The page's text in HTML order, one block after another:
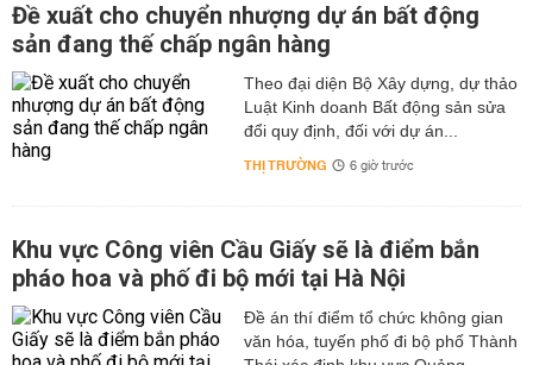
Đề xuất cho chuyển nhượng dự án bất động
sản đang thế chấp ngân hàng
Theo đại diện Bộ Xây dựng, dự thảo
Luật Kinh doanh Bất động sản sửa
đổi quy định, đối với dự án...
THỊ TRƯỜNG 6 giờ trước
Khu vực Công viên Cầu Giấy sẽ là điểm bắn
pháo hoa và phố đi bộ mới tại Hà Nội
Đề án thí điểm tổ chức không gian
văn hóa, tuyến phố đi bộ phố Thành